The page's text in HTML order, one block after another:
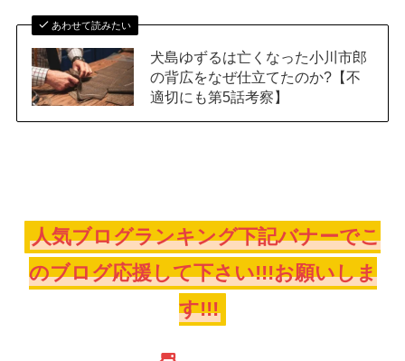
あわせて読みたい
犬島ゆずるは亡くなった小川市郎
の背広をなぜ仕立てたのか?【不
適切にも第5話考察】
人気ブログランキング下記バナーでこ
のブログ応援して下さい!!!お願いしま
す!!!